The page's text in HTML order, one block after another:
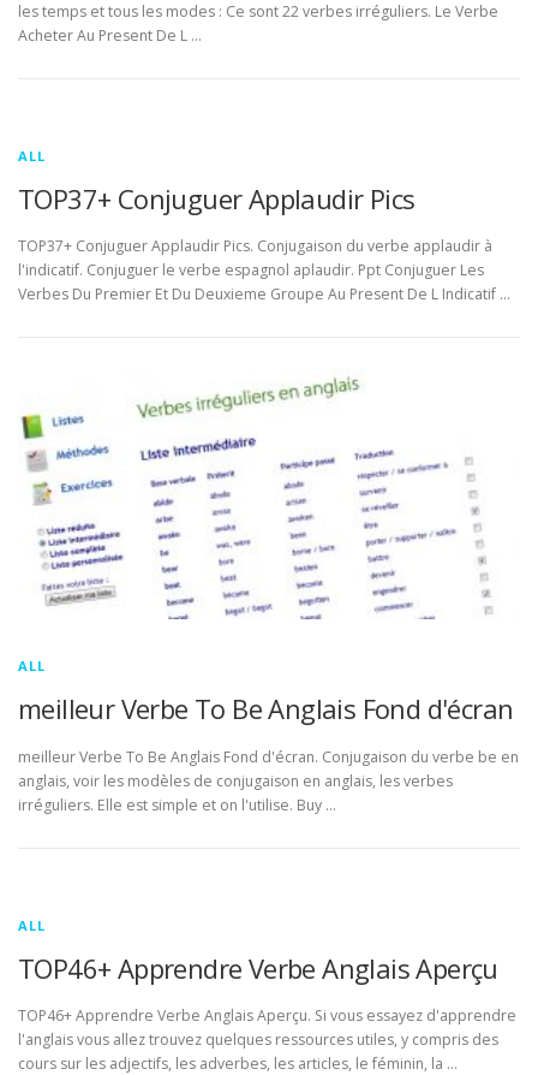
les temps et tous les modes : Ce sont 22 verbes irréguliers. Le Verbe
Acheter Au Present De L …
ALL
TOP37+ Conjuguer Applaudir Pics
TOP37+ Conjuguer Applaudir Pics. Conjugaison du verbe applaudir à
l'indicatif. Conjuguer le verbe espagnol aplaudir. Ppt Conjuguer Les
Verbes Du Premier Et Du Deuxieme Groupe Au Present De L Indicatif …
ALL
meilleur Verbe To Be Anglais Fond d'écran
meilleur Verbe To Be Anglais Fond d'écran. Conjugaison du verbe be en
anglais, voir les modèles de conjugaison en anglais, les verbes
irréguliers. Elle est simple et on l'utilise. Buy …
ALL
TOP46+ Apprendre Verbe Anglais Aperçu
TOP46+ Apprendre Verbe Anglais Aperçu. Si vous essayez d'apprendre
l'anglais vous allez trouvez quelques ressources utiles, y compris des
cours sur les adjectifs, les adverbes, les articles, le féminin, la …